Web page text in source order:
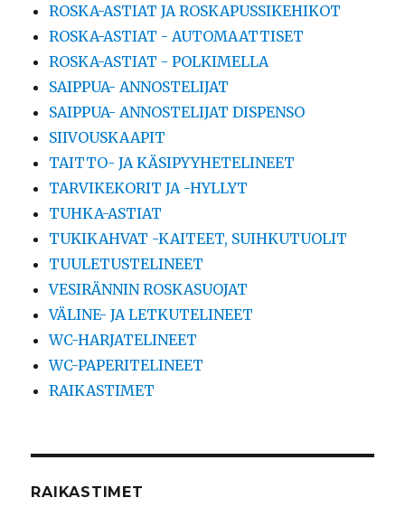
ROSKA-ASTIAT JA ROSKAPUSSIKEHIKOT
ROSKA-ASTIAT - AUTOMAATTISET
ROSKA-ASTIAT - POLKIMELLA
SAIPPUA- ANNOSTELIJAT
SAIPPUA- ANNOSTELIJAT DISPENSO
SIIVOUSKAAPIT
TAITTO- JA KÄSIPYYHETELINEET
TARVIKEKORIT JA -HYLLYT
TUHKA-ASTIAT
TUKIKAHVAT -KAITEET, SUIHKUTUOLIT
TUULETUSTELINEET
VESIRÄNNIN ROSKASUOJAT
VÄLINE- JA LETKUTELINEET
WC-HARJATELINEET
WC-PAPERITELINEET
RAIKASTIMET
RAIKASTIMET